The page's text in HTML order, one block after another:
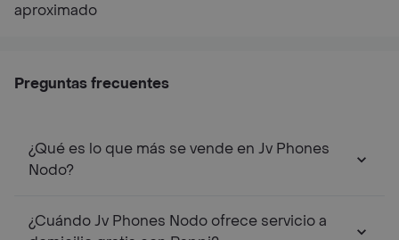
aproximado
Preguntas frecuentes
¿Qué es lo que más se vende en Jv Phones
Nodo?
¿Cuándo Jv Phones Nodo ofrece servicio a